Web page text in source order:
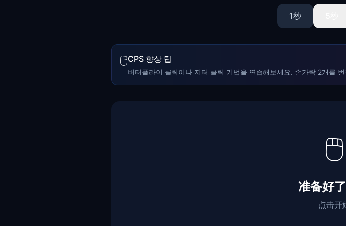
1秒
🖱️CPS 향상 팁
버터플라이 클릭이나 지터 클릭 기법을 연습해보세요. 손가락 2개를
🖱️
准备好
点击开